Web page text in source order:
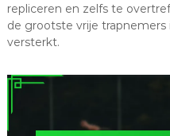
repliceren en zelfs te
de grootste vrije
versterkt.